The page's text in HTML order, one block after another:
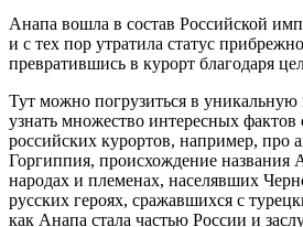
Анапа вошла в состав Российской
и с тех пор утратила статус
превратившись в курорт благодаря
Тут можно погрузиться в
узнать множество интересных
российских курортов, например, про
Горгиппия, происхождение названия
народах и племенах, населявших
русских героях, сражавшихся с
как Анапа стала частью России и